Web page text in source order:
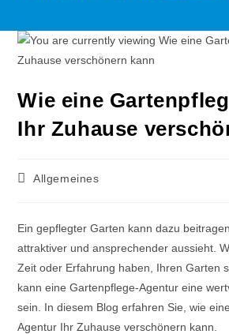
Wie eine
Ihr Zuhause
Allgemeines
Ein gepflegter Garten kann dazu
attraktiver und ansprechender aussieht.
Zeit oder Erfahrung haben, Ihren Garten
kann eine Gartenpflege-Agentur eine
sein. In diesem Blog erfahren Sie, wie
Agentur Ihr Zuhause verschönern kann.